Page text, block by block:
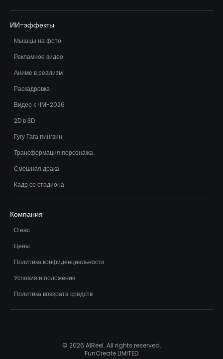
ИИ-эффекты
Мышцы на фото
Рекламное видео
Аниме в реализм
Раскадровка
Видео к ЧМ-2026
2D в 3D
Гугу Гага пингвин
Трансформация персонажа
Смешная драка
Кадр со стадиона
Компания
О нас
Цены
Политика конфиденциальности
Условия и положения
Политика возврата средств
© 2026 AIReel. All rights reserved.
FunCreate LIMITED